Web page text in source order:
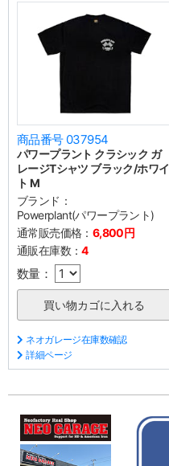
商品番号 037954
パワープラント クラシック ガ
レージTシャツ ブラック/ホワイ
ト M
ブランド：
Powerplant(パワープラント)
通常販売価格： 6,800円
通販在庫数：4
数量：
ネオガレージ在庫数確認
詳細ページ